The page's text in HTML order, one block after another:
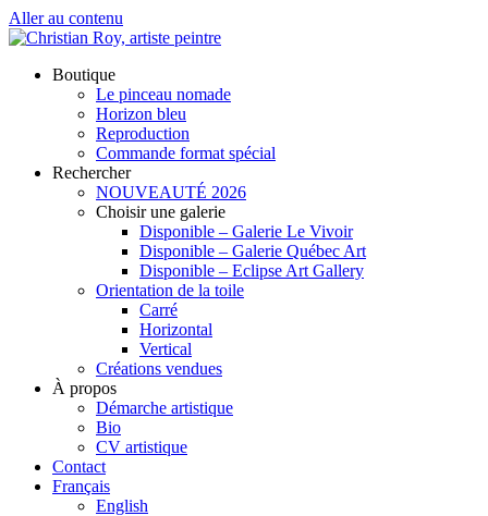
Aller au contenu
Boutique
Le pinceau nomade
Horizon bleu
Reproduction
Commande format spécial
Rechercher
NOUVEAUTÉ 2026
Choisir une galerie
Disponible – Galerie Le Vivoir
Disponible – Galerie Québec Art
Disponible – Eclipse Art Gallery
Orientation de la toile
Carré
Horizontal
Vertical
Créations vendues
À propos
Démarche artistique
Bio
CV artistique
Contact
Français
English